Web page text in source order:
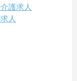
護求人
人